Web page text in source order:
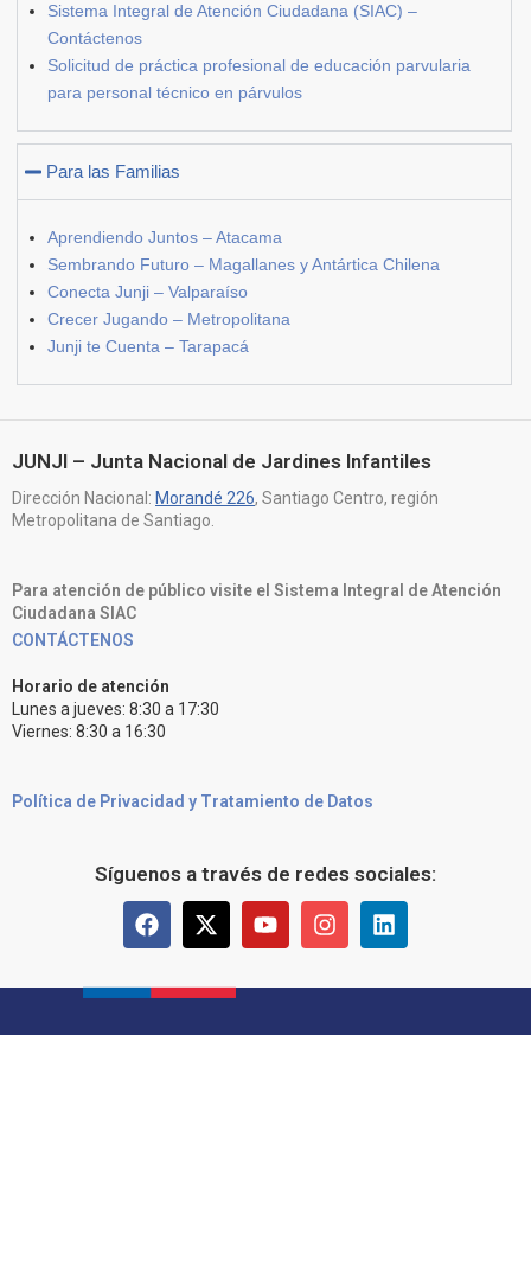
Sistema Integral de Atención Ciudadana (SIAC) –
Contáctenos
Solicitud de práctica profesional de educación parvularia
para personal técnico en párvulos
Para las Familias
Aprendiendo Juntos – Atacama
Sembrando Futuro – Magallanes y Antártica Chilena
Conecta Junji – Valparaíso
Crecer Jugando – Metropolitana
Junji te Cuenta – Tarapacá
JUNJI – Junta Nacional de Jardines Infantiles
Dirección Nacional: Morandé 226, Santiago Centro, región
Metropolitana de Santiago.
Para atención de público visite el Sistema Integral de Atención
Ciudadana SIAC
CONTÁCTENOS
Horario de atención
Lunes a jueves: 8:30 a 17:30
Viernes: 8:30 a 16:30
Política de Privacidad y Tratamiento de Datos
Síguenos a través de redes sociales: